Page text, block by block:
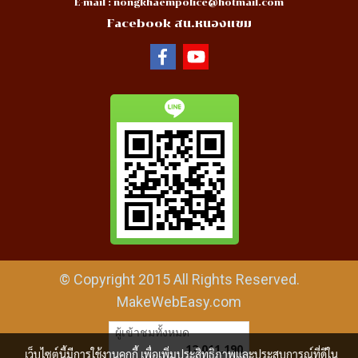
E-mail : nongkhaempolice@hotmail.com
Facebook สน.หนองแขม
© Copyright 2015 All Rights Reserved.
MakeWebEasy.com
ผู้เข้าชมทั้งหมด
12,011,190
เว็บไซต์นี้มีการใช้งานคุกกี้ เพื่อเพิ่มประสิทธิภาพและประสบการณ์ที่ดีใน